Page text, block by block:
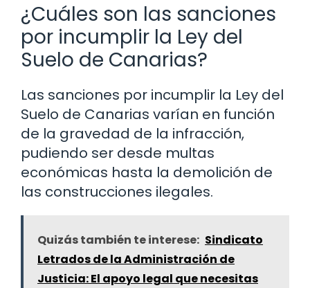
¿Cuáles son las sanciones
por incumplir la Ley del
Suelo de Canarias?
Las sanciones por incumplir la Ley del
Suelo de Canarias varían en función
de la gravedad de la infracción,
pudiendo ser desde multas
económicas hasta la demolición de
las construcciones ilegales.
Quizás también te interese: Sindicato
Letrados de la Administración de
Justicia: El apoyo legal que necesitas